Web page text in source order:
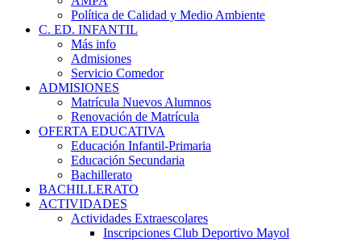
Política de Calidad y Medio Ambiente
C. ED. INFANTIL
Más info
Admisiones
Servicio Comedor
ADMISIONES
Matrícula Nuevos Alumnos
Renovación de Matrícula
OFERTA EDUCATIVA
Educación Infantil-Primaria
Educación Secundaria
Bachillerato
BACHILLERATO
ACTIVIDADES
Actividades Extraescolares
Inscripciones Club Deportivo Mayol